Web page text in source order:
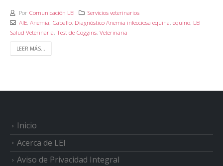
Por Comunicación LEI
Servicios veterinarios
AIE, Anemia, Caballo, Diagnóstico Anemia infecciosa equina, equino, LEI
Salud Veterinaria, Test de Coggins, Veterinaria
LEER MÁS...
Inicio
Acerca de LEI
Aviso de Privacidad Integral